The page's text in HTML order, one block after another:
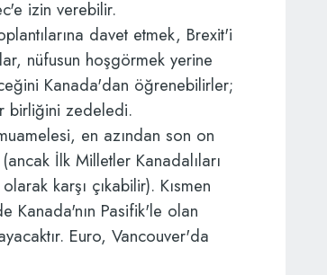
izin verebilir.
davet etmek, Brexit'i
nüfusun hoşgörmek yerine
Kanada'dan öğrenebilirler;
birliğini zedeledi.
en azından son on
İlk Milletler Kanadalıları
karşı çıkabilir). Kısmen
Kanada'nın Pasifik'le olan
Euro, Vancouver'da